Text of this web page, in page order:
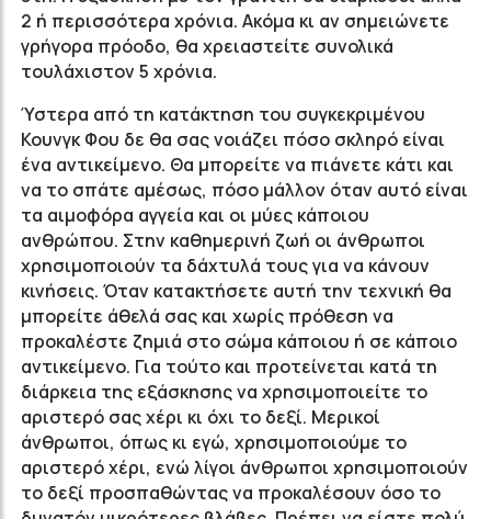
2 ή περισσότερα χρόνια. Ακόμα κι αν σημειώνετε
γρήγορα πρόοδο, θα χρειαστείτε συνολικά
τουλάχιστον 5 χρόνια.
Ύστερα από τη κατάκτηση του συγκεκριμένου
Κουνγκ Φου δε θα σας νοιάζει πόσο σκληρό είναι
ένα αντικείμενο. Θα μπορείτε να πιάνετε κάτι και
να το σπάτε αμέσως, πόσο μάλλον όταν αυτό είναι
τα αιμοφόρα αγγεία και οι μύες κάποιου
ανθρώπου. Στην καθημερινή ζωή οι άνθρωποι
χρησιμοποιούν τα δάχτυλά τους για να κάνουν
κινήσεις. Όταν κατακτήσετε αυτή την τεχνική θα
μπορείτε άθελά σας και χωρίς πρόθεση να
προκαλέστε ζημιά στο σώμα κάποιου ή σε κάποιο
αντικείμενο. Για τούτο και προτείνεται κατά τη
διάρκεια της εξάσκησης να χρησιμοποιείτε το
αριστερό σας χέρι κι όχι το δεξί. Μερικοί
άνθρωποι, όπως κι εγώ, χρησιμοποιούμε το
αριστερό χέρι, ενώ λίγοι άνθρωποι χρησιμοποιούν
το δεξί προσπαθώντας να προκαλέσουν όσο το